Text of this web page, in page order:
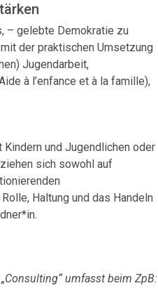
– gelebte Demokratie zu
der praktischen Umsetzung
Jugendarbeit,
à l’enfance et à la famille),
Kindern und Jugendlichen oder
ziehen sich sowohl auf
Haltung und das Handeln
„Consulting“ umfasst beim ZpB: